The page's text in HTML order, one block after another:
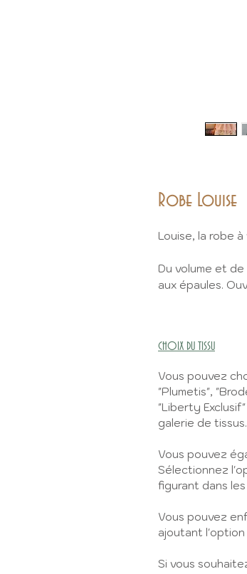
Robe Louise
Louise, la robe à
Du volume et
aux épaules.
CHOIX DU TISSU
Vous pouvez
"Plumetis",
"Liberty
galerie de tissus.
Vous pouvez
Sélectionnez
figurant dans les
Vous pouvez
ajoutant l'option
Si vous